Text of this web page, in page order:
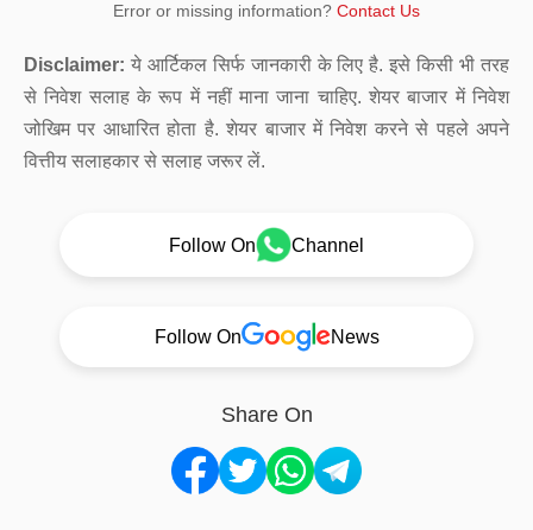
Error or missing information? Contact Us
Disclaimer: ये आर्टिकल सिर्फ जानकारी के लिए है. इसे किसी भी तरह
से निवेश सलाह के रूप में नहीं माना जाना चाहिए. शेयर बाजार में निवेश
जोखिम पर आधारित होता है. शेयर बाजार में निवेश करने से पहले अपने
वित्तीय सलाहकार से सलाह जरूर लें.
Follow On Channel
Follow On News
Share On